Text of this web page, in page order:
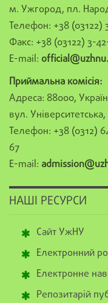
м. Ужгород, пл.
Телефон: +38 (03122)
Факс: +38 (03122) 3-
E-mail:
Приймальна комісія:
Адреса: 88000,
вул.
Телефон: +38 (0312)
67
E-mail:
НАШІ РЕСУРСИ
Сайт УжНУ
Електронний
Електронне
Репозитарій